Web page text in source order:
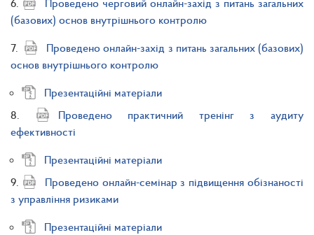
6.
Проведено черговий онлайн-захід з питань загальних
(базових) основ внутрішнього контролю
7.
Проведено онлайн-захід з питань загальних (базових)
основ внутрішнього контролю
Презентаційні матеріали
8.
Проведено практичний тренінг з аудиту
ефективності
Презентаційні матеріали
9.
Проведено онлайн-семінар з підвищення обізнаності
з управління ризиками
Презентаційні матеріали